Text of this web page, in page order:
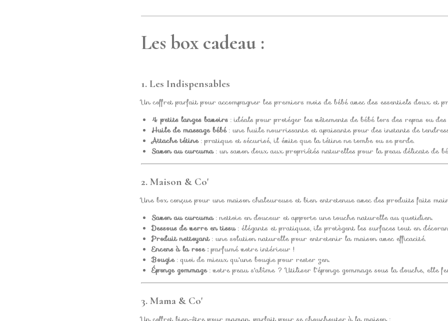
Les box cadeau :
1. Les Indispensables
Un coffret parfait pour accompagner les premiers mois de bébé avec des essentiels doux et
4 petits langes bavoirs : idéals pour protéger les vêtements de bébé lors des repas ou
Huile de massage bébé: une huile nourrissante et apaisante pour des instants de
Attache tétine: pratique et sécurisé, il évite que la tétine ne tombe ou se perde.
Savon au curcuma: un savon doux aux propriétés naturelles pour la peau délicate de
2. Maison & Co'
Une box conçue pour une maison chaleureuse et bien entretenue avec des produits faits
Savon au curcuma: nettoie en douceur et apporte une touche naturelle au quotidien.
Dessous de verre en tissu: élégants et pratiques, ils protègent les surfaces tout en
Produit nettoyant: une solution naturelle pour entretenir la maison avec efficacité.
Encens à la rose :parfumé votre intérieur !
Bougie: quoi de mieux qu'une bougie pour rester zen.
Éponge gommage: votre peau s'abîme ? Utiliser l'éponge gommage sous la douche, elle
3. Mama & Co'